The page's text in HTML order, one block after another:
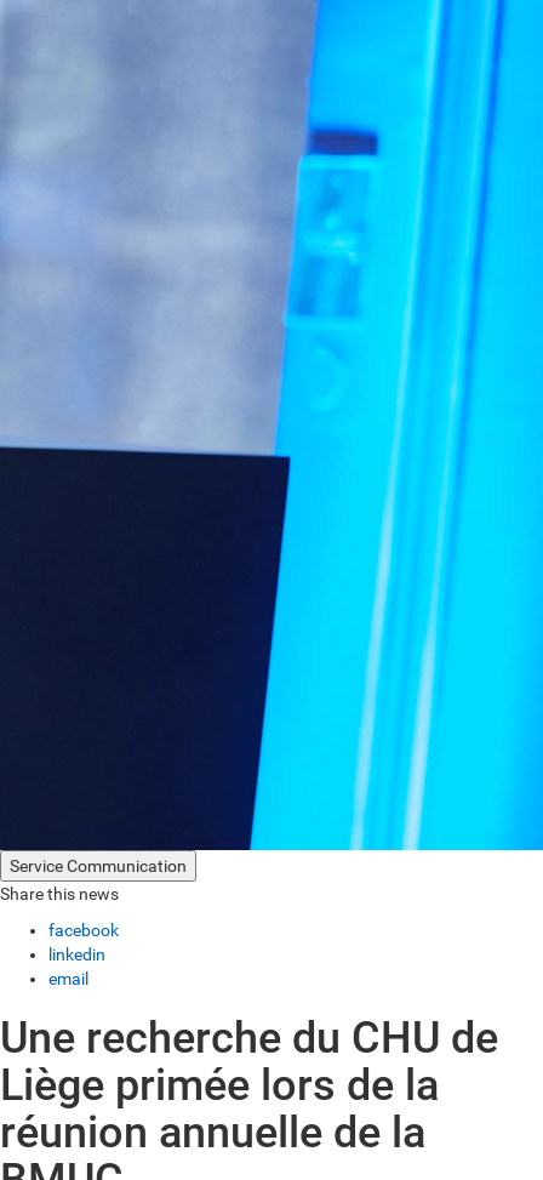
Service Communication
Share this news
facebook
linkedin
email
Une recherche du CHU de
Liège primée lors de la
réunion annuelle de la